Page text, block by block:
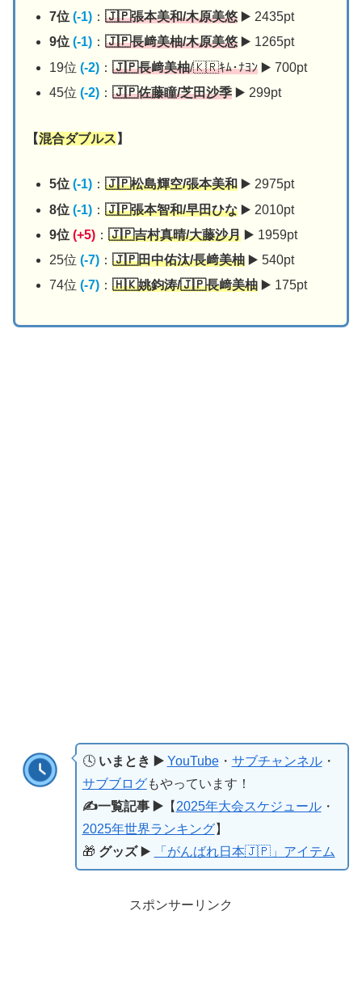
7位(-1)： 🇯🇵張本美和/木原美悠▶️ 2435pt
9位(-1)： 🇯🇵長﨑美柚/木原美悠▶️ 1265pt
19位 (-2)： 🇯🇵長﨑美柚/🇰🇷ｷﾑ･ﾅﾖﾝ▶️ 700pt
45位 (-2)： 🇯🇵佐藤瞳/芝田沙季▶️ 299pt
【混合ダブルス 】
5位(-1)： 🇯🇵松島輝空/張本美和▶️ 2975pt
8位(-1)： 🇯🇵張本智和/早田ひな▶️ 2010pt
9位 (+5)： 🇯🇵吉村真晴/大藤沙月▶️ 1959pt
25位 (-7)： 🇯🇵田中佑汰/長﨑美柚▶️ 540pt
74位 (-7)： 🇭🇰姚鈞涛/🇯🇵長﨑美柚▶️ 175pt
🕓いまとき ▶️ YouTube・ サブチャンネル・
サブブログもやっています！
✍️一覧記事 ▶️【 2025年大会スケジュール・
2025年世界ランキング】
🎁 グッズ▶️ 「がんばれ日本🇯🇵」アイテム
スポンサーリンク